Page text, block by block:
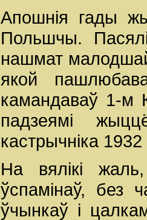
Апошнія гады
Польшчы.
нашмат
якой
камандаваў 1-м
падзеямі
кастрычніка 1932
На вялікі
ўспамінаў, без
ўчынкаў і